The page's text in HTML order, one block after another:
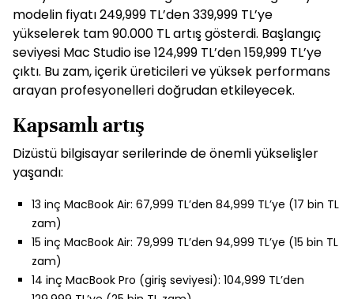
modelin fiyatı 249,999 TL’den 339,999 TL’ye
yükselerek tam 90.000 TL artış gösterdi. Başlangıç
seviyesi Mac Studio ise 124,999 TL’den 159,999 TL’ye
çıktı. Bu zam, içerik üreticileri ve yüksek performans
arayan profesyonelleri doğrudan etkileyecek.
Kapsamlı artış
Dizüstü bilgisayar serilerinde de önemli yükselişler
yaşandı:
13 inç MacBook Air: 67,999 TL’den 84,999 TL’ye (17 bin TL
zam)
15 inç MacBook Air: 79,999 TL’den 94,999 TL’ye (15 bin TL
zam)
14 inç MacBook Pro (giriş seviyesi): 104,999 TL’den